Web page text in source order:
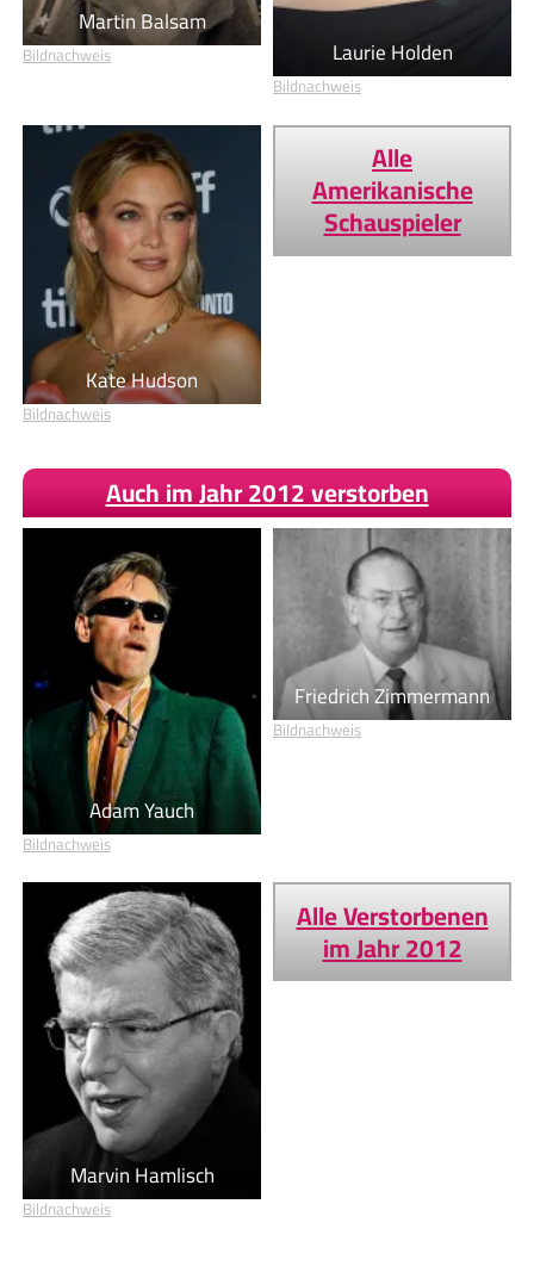
Martin Balsam
Bildnachweis Laurie Holden
Bildnachweis
Kate Hudson
Bildnachweis
Alle
Amerikanische
Schauspieler
Auch im Jahr 2012 verstorben
Adam Yauch
Bildnachweis
Friedrich Zimmermann
Bildnachweis
Marvin Hamlisch
Bildnachweis
Alle Verstorbenen
im Jahr 2012